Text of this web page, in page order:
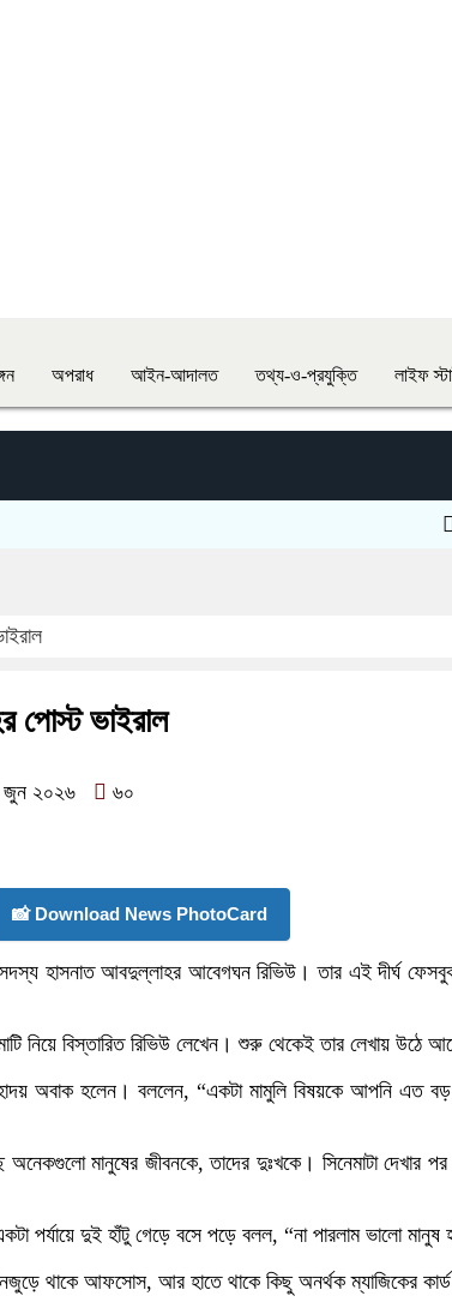
অপরাধ আইন-আদালত তথ্য-ও-প্রযুক্তি লাইফ
পোস্ট ভাইরাল
জুন ২০২৬ ৬০
📸 Download News PhotoCard
সদস্য হাসনাত আবদুল্লাহর আবেগঘন রিভিউ। তার এই দীর্ঘ
নিয়ে বিস্তারিত রিভিউ লেখেন। শুরু থেকেই তার লেখায় উঠে আসে
অবাক হলেন। বললেন, “একটা মামুলি বিষয়কে আপনি এত বড়
মানুষের জীবনকে, তাদের দুঃখকে। সিনেমাটা দেখার
পর্যায়ে দুই হাঁটু গেড়ে বসে পড়ে বলল, “না পারলাম ভালো
থাকে আফসোস, আর হাতে থাকে কিছু অনর্থক ম্যাজিকের